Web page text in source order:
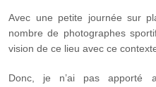
Avec une petite journée sur
nombre de photographes
vision de ce lieu avec ce
Donc, je n’ai pas apporté